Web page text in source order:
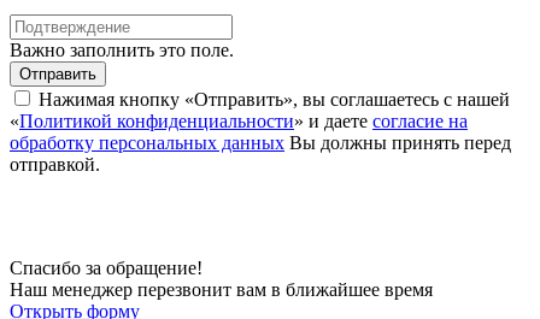
Важно заполнить это поле.
Отправить
Нажимая кнопку «Отправить», вы соглашаетесь с нашей
«Политикой конфиденциальности» и даете согласие на
обработку персональных данных Вы должны принять перед
отправкой.
Спасибо за обращение!
Наш менеджер перезвонит вам в ближайшее время
Открыть форму